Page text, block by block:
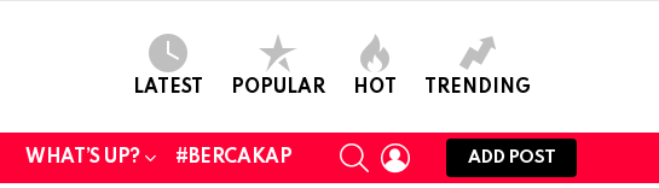
LATEST POPULAR HOT TRENDING
WHAT’S UP? #BERCAKAP
SEARCHLOGIN
ADD POST